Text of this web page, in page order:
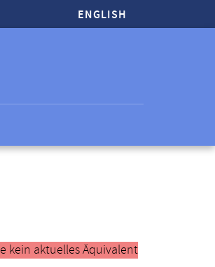
ENGLISH
kein aktuelles Äquivalent